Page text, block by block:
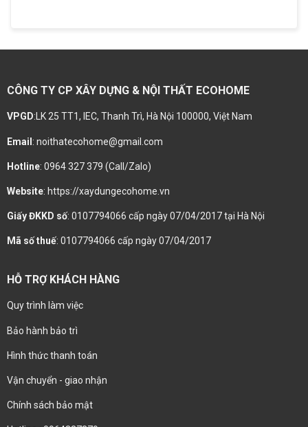
CÔNG TY CP XÂY DỰNG & NỘI THẤT ECOHOME
VPGD:LK 25 TT1, IEC, Thanh Trì, Hà Nội 100000, Việt Nam
Email : noithatecohome@gmail.com
Hotline: 0964 327 379 (Call/Zalo)
Website: https://xaydungecohome.vn
Giấy ĐKKD số: 0107794066 cấp ngày 07/04/2017 tại Hà Nội
Mã số thuế: 0107794066 cấp ngày 07/04/2017
HỖ TRỢ KHÁCH HÀNG
Quy trình làm việc
Bảo hành bảo trì
Hình thức thanh toán
Vận chuyển - giao nhận
Chính sách bảo mật